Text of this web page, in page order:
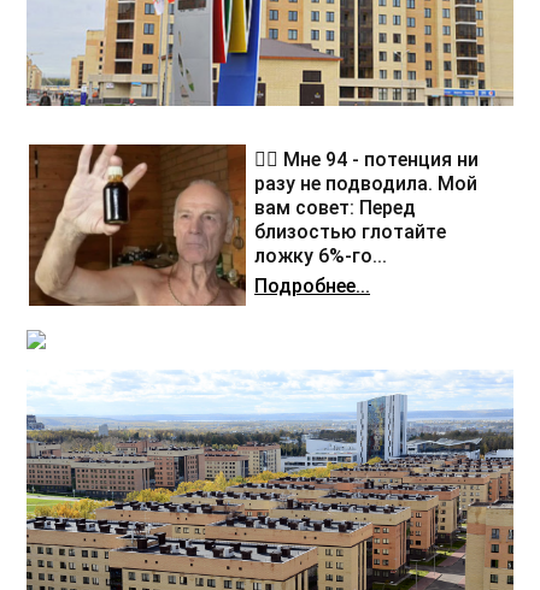
❤️‍🔥 Мне 94 - потенция ни
разу не подводила. Мой
вам совет: Перед
близостью глотайте
ложку 6%-го...
Подробнее...